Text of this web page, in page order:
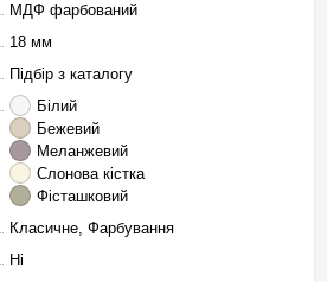
МДФ фарбований
18 мм
Підбір з каталогу
Білий
Бежевий
Меланжевий
Слонова кістка
Фісташковий
Класичне, Фарбування
Ні